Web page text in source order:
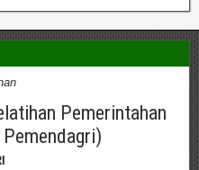
Pemerintahan